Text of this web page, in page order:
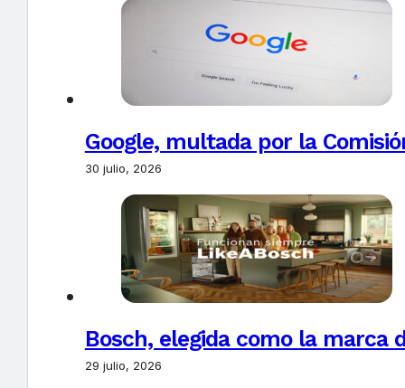
Google, multada por la
30 julio, 2026
Bosch, elegida como la marca
29 julio, 2026